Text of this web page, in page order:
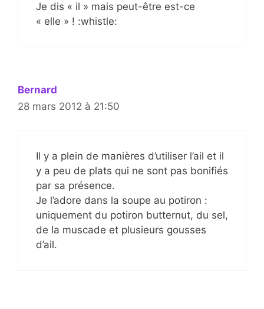
Je dis « il » mais peut-être est-ce
« elle » ! :whistle:
Bernard
28 mars 2012 à 21:50
Il y a plein de manières d’utiliser l’ail et il
y a peu de plats qui ne sont pas bonifiés
par sa présence.
Je l’adore dans la soupe au potiron :
uniquement du potiron butternut, du sel,
de la muscade et plusieurs gousses
d’ail.